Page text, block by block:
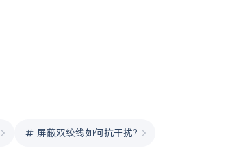
屏蔽双绞线如何抗干扰?